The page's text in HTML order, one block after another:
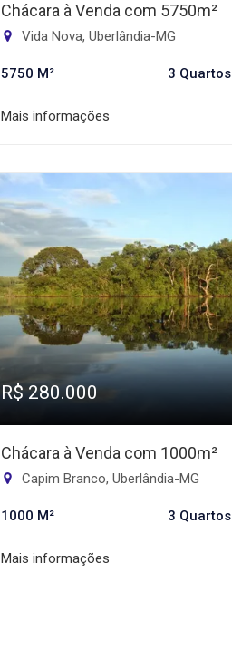
Chácara à Venda com 5750m²
Vida Nova, Uberlândia-MG
5750 M² 3 Quartos
Mais informações
R$ 280.000
Chácara à Venda com 1000m²
Capim Branco, Uberlândia-MG
1000 M² 3 Quartos
Mais informações